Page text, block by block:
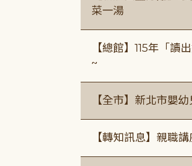
菜一湯
【總館】115年「
~
【全市】新北市嬰
【轉知訊息】親職